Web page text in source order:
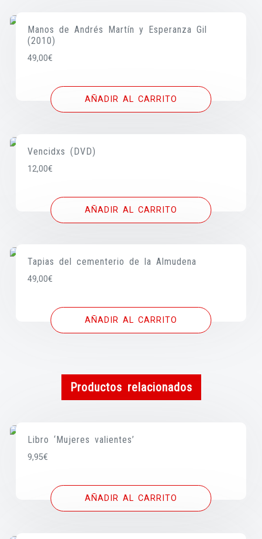
Manos de Andrés Martín y Esperanza Gil
(2010)
49,00€
AÑADIR AL CARRITO
Vencidxs (DVD)
12,00€
AÑADIR AL CARRITO
Tapias del cementerio de la Almudena
49,00€
AÑADIR AL CARRITO
Productos relacionados
Libro ‘Mujeres valientes’
9,95€
AÑADIR AL CARRITO